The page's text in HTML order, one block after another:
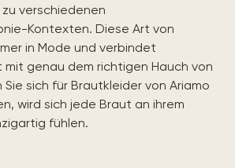
verschiedenen
Kontexten. Diese Art von
in Mode und verbindet
mit genau dem richtigen Hauch von
Sie sich für Brautkleider von Ariamo
wird sich jede Braut an ihrem
fühlen.